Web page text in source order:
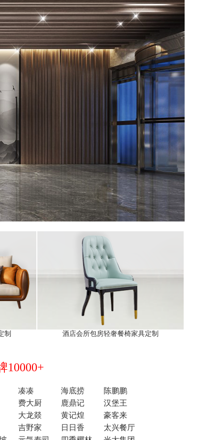
制 酒店会所包房轻奢餐椅家具定制
10000+
凑凑 海底捞
陈鹏鹏
费大厨
鹿鼎记
汉堡王
大龙燚
黄记煌
豪客来
吉野家
日日香
太兴餐厅